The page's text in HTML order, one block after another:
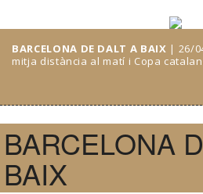
BARCELONA DE DALT A BAIX | 26/
mitja distància al matí i Copa
BARCELONA
BAIX